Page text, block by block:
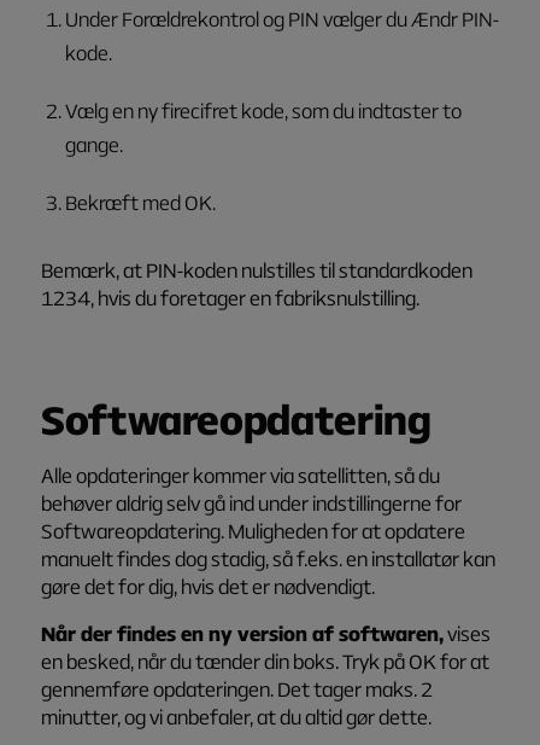
UnderForældrekontrol og PINvælger duÆndr PIN-
kode.
Vælg en ny firecifret kode, som du indtaster to
gange.
Bekræft med OK.
Bemærk, at PIN-koden nulstilles til standardkoden
1234, hvis du foretager en fabriksnulstilling.
Softwareopdatering
Alle opdateringer kommer via satellitten, så du
behøver aldrig selv gå ind under indstillingerne for
Softwareopdatering. Muligheden for at opdatere
manuelt findes dog stadig, så f.eks. en installatør kan
gøre det for dig, hvis det er nødvendigt.
Når der findes en ny version af softwaren,vises
en besked, når du tænder din boks. Tryk på OK for at
gennemføre opdateringen. Det tager maks. 2
minutter, og vi anbefaler, at du altid gør dette.